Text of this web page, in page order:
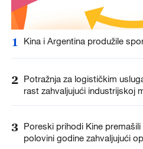
1 Kina i Argentina produžile
2 Potražnja za logističkim
rast zahvaljujući industrijskoj
3 Poreski prihodi Kine
polovini godine zahvaljujući